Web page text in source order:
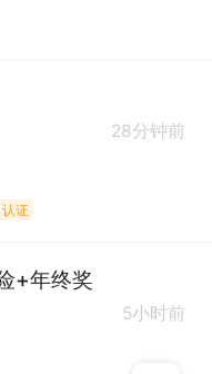
28分钟前
认证
+年终奖
5小时前